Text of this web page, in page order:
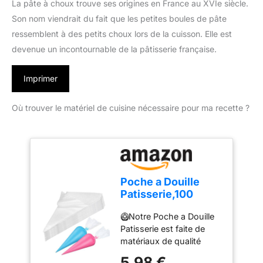
La pâte à choux trouve ses origines en France au XVIe siècle.
Son nom viendrait du fait que les petites boules de pâte
ressemblent à des petits choux lors de la cuisson. Elle est
devenue un incontournable de la pâtisserie française.
Imprimer
Où trouver le matériel de cuisine nécessaire pour ma recette ?
Poche a Douille
Patisserie,100
Jetables, Poches à
Douille
Professionnelles,
Poches à Douille
🥝Notre Poche a Douille
Patisserie est faite de
matériaux de qualité